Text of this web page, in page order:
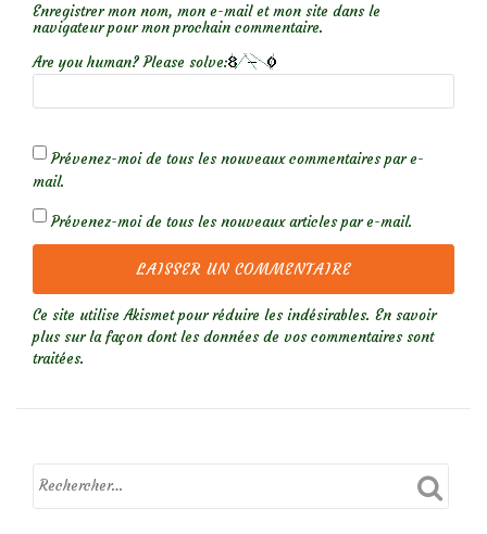
Enregistrer mon nom, mon e-mail et mon site dans le
navigateur pour mon prochain commentaire.
Are you human? Please solve:
Prévenez-moi de tous les nouveaux commentaires par e-
mail.
Prévenez-moi de tous les nouveaux articles par e-mail.
Ce site utilise Akismet pour réduire les indésirables. En savoir
plus sur la façon dont les données de vos commentaires sont
traitées.